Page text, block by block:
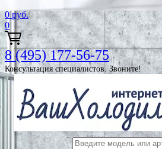
0 руб.
0
8 (495) 177-56-75
Консультация специалистов. Звоните!